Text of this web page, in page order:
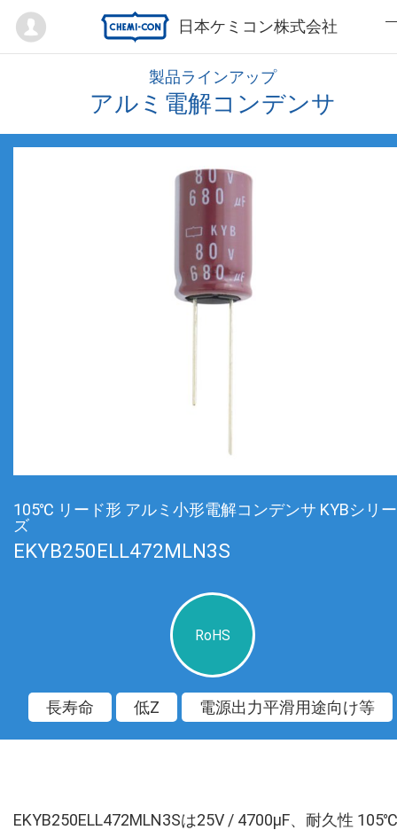
日本ケミコン株式会社
Mypage
製品ラインアップ
アルミ電解コンデンサ
105℃ リード形 アルミ小形電解コンデンサ KYBシリー
ズ
EKYB250ELL472MLN3S
RoHS
長寿命 低Z 電源出力平滑用途向け等
EKYB250ELL472MLN3Sは25V / 4700µF、耐久性 105℃